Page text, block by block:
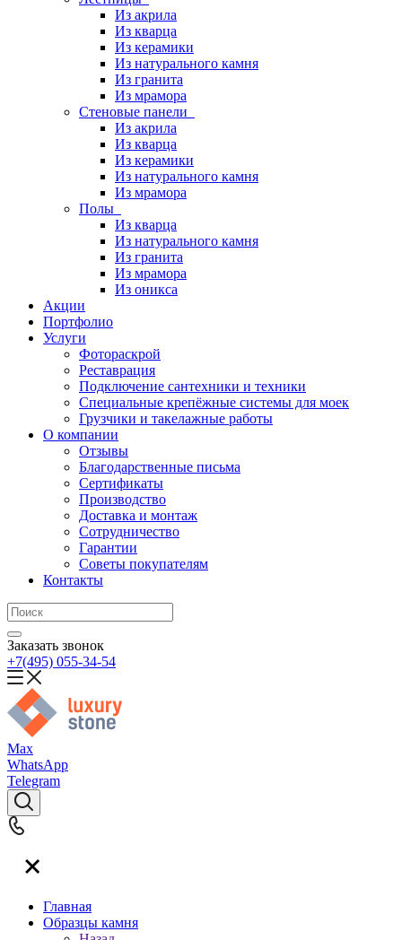
Из акрила
Из кварца
Из керамики
Из натурального камня
Из гранита
Из мрамора
Стеновые панели
Из акрила
Из кварца
Из керамики
Из натурального камня
Из мрамора
Полы
Из кварца
Из натурального камня
Из гранита
Из мрамора
Из оникса
Акции
Портфолио
Услуги
Фотораскрой
Реставрация
Подключение сантехники и техники
Специальные крепёжные системы для моек
Грузчики и такелажные работы
О компании
Отзывы
Благодарственные письма
Сертификаты
Производство
Доставка и монтаж
Сотрудничество
Гарантии
Советы покупателям
Контакты
Заказать звонок
+7(495) 055-34-54
Max
WhatsApp
Telegram
Главная
Образцы камня